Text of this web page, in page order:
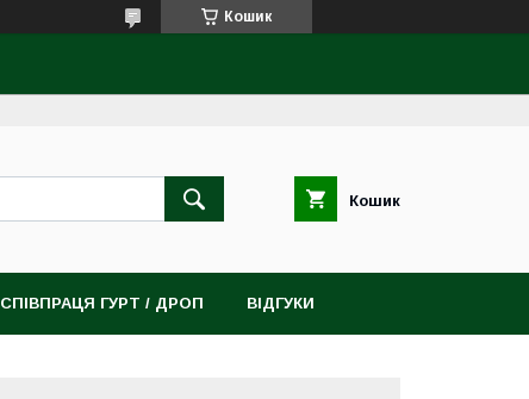
Кошик
Кошик
СПІВПРАЦЯ ГУРТ / ДРОП ВІДГУКИ